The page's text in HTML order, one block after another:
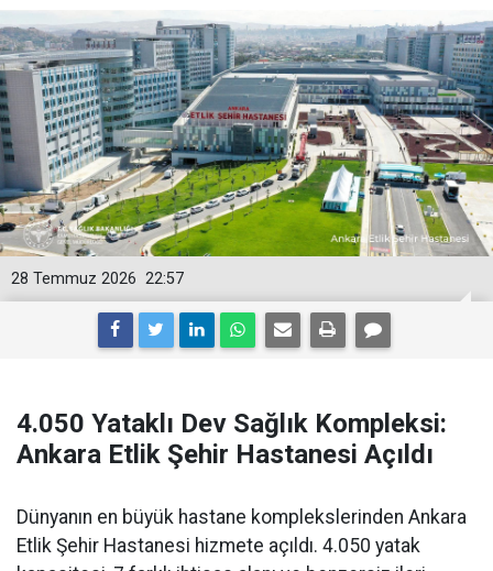
22:57
28 Temmuz 2026
4.050 Yataklı Dev Sağlık Kompleksi:
Ankara Etlik Şehir Hastanesi Açıldı
Dünyanın en büyük hastane komplekslerinden Ankara
Etlik Şehir Hastanesi hizmete açıldı. 4.050 yatak